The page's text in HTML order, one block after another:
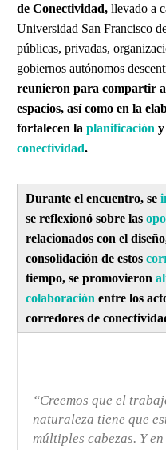
de Conectividad, llevado a
Universidad San Francisco
públicas, privadas,
gobiernos autónomos
reunieron para compartir
espacios, así como en la
fortalecen la planificación y
conectividad.
Durante el encuentro, se
se reflexionó sobre las
relacionados con el
consolidación de estos
tiempo, se promovieron
colaboración entre los
corredores de
“Creemos que el
naturaleza tiene que
múltiples cabezas. Y